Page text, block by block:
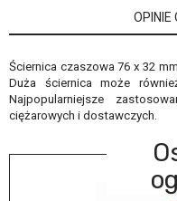
OPINIE
Ściernica czaszowa 76 x 32
Duża ściernica może
Najpopularniejsze
ciężarowych i dostawczych.